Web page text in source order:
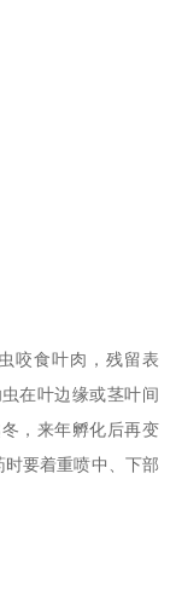
咬食叶肉，残留表
在叶边缘或茎叶间
，来年孵化后再变
时要着重喷中、下部